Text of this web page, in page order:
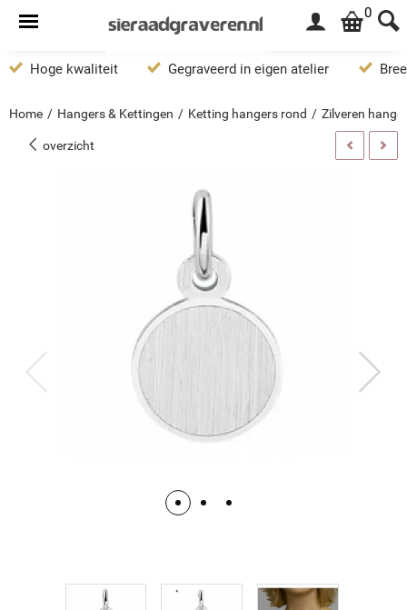
0
Hoge kwaliteit Gegraveerd in eigen atelier
Home / Hangers & Kettingen / Ketting hangers rond / Zilveren
overzicht